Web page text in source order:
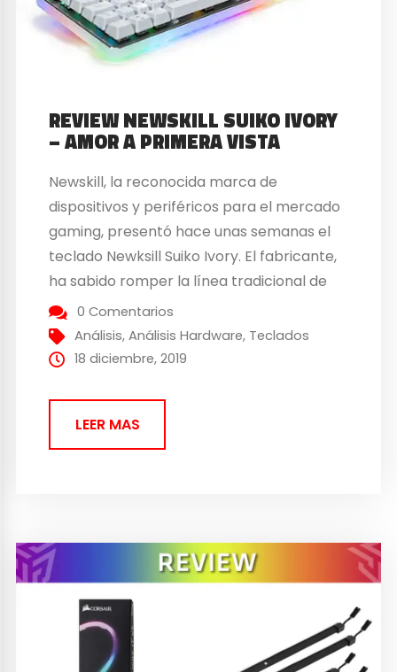
REVIEW NEWSKILL SUIKO IVORY
– AMOR A PRIMERA VISTA
Newskill, la reconocida marca de
dispositivos y periféricos para el mercado
gaming, presentó hace unas semanas el
teclado Newksill Suiko Ivory. El fabricante,
ha sabido romper la línea tradicional de
diseño al que estábamos acostumbrados
en los teclados gaming, y nos ofrece un
dispositivo de color blanco y lo más
0 Comentarios
Análisis,Análisis Hardware, Teclados
18 diciembre, 2019
LEER MAS